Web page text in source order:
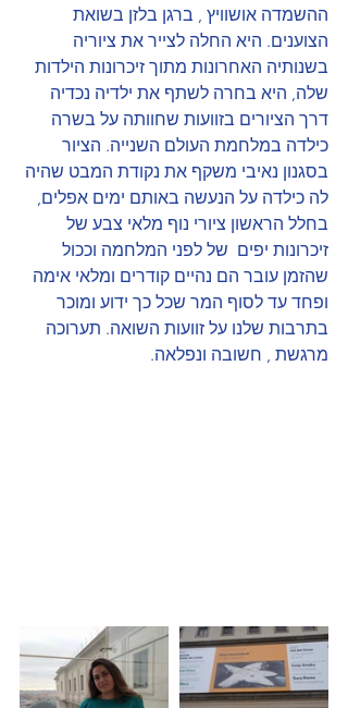
ההשמדה אושוויץ , ברגן בלזן בשואת
הצוענים. היא החלה לצייר את ציוריה
בשנותיה האחרונות מתוך זיכרונות הילדות
שלה, היא בחרה לשתף את ילדיה נכדיה
דרך הציורים בזוועות שחוותה על בשרה
כילדה במלחמת העולם השנייה. הציור
בסגנון נאיבי משקף את נקודת המבט שהיה
לה כילדה על הנעשה באותם ימים אפלים,
בחלל הראשון ציורי נוף מלאי צבע של
זיכרונות יפים  של לפני המלחמה וככול
שהזמן עובר הם נהיים קודרים ומלאי אימה
ופחד עד לסוף המר שכל כך ידוע ומוכר
בתרבות שלנו על זוועות השואה. תערוכה
מרגשת , חשובה ונפלאה.